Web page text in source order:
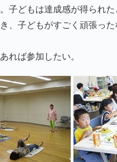
子どもは達成感が得られ
、子どもがすごく頑張っ
れば参加したい。